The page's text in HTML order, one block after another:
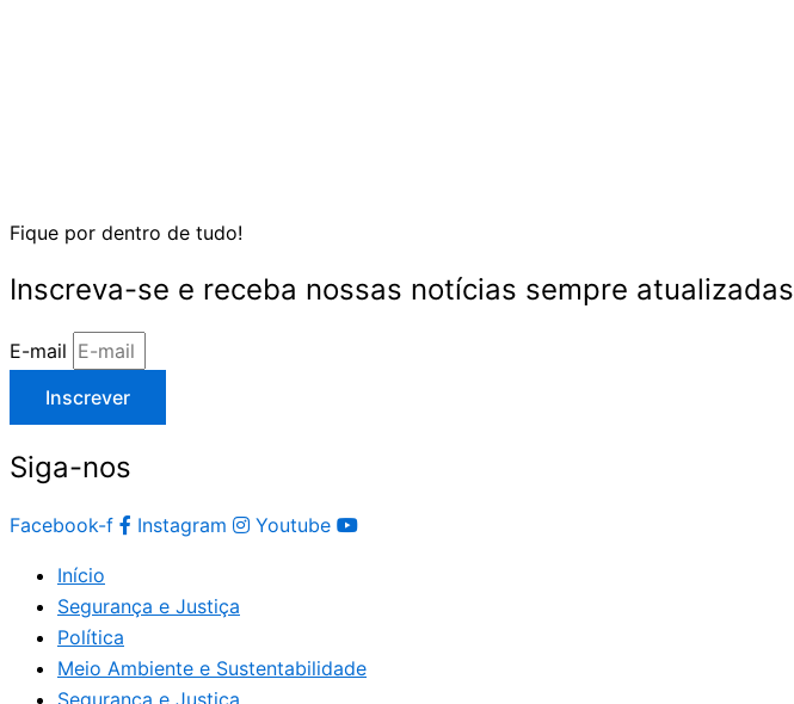
Fique por dentro de tudo!
Inscreva-se e receba nossas notícias sempre atualizadas
E-mail
Inscrever
Siga-nos
Facebook-f Instagram Youtube
Início
Segurança e Justiça
Política
Meio Ambiente e Sustentabilidade